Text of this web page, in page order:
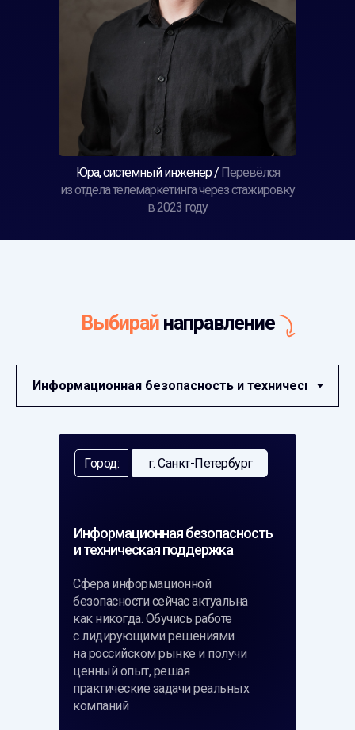
Юра, системный инженер / Перевёлся
из отдела телемаркетинга через стажировку
в 2023 году
Выбирай направление
г. Санкт-Петербург
Город:
Сфера информационной
безопасности сейчас актуальна
как никогда. Обучись работе
с лидирующими решениями
на российском рынке и получи
ценный опыт, решая
практические задачи реальных
компаний
Информационная безопасность
и техническая поддержка